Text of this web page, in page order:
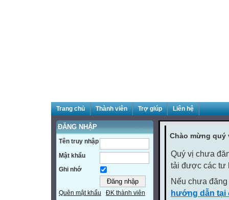
Trang chủ Thành viên Trợ giúp Liên hệ
ĐĂNG NHẬP
Tên truy nhập
Mật khẩu
Ghi nhớ
Quên mật khẩu ĐK thành viên
Chào mừng
Quý vị chưa
tải được các tư
Nếu chưa
hướng dẫn tại